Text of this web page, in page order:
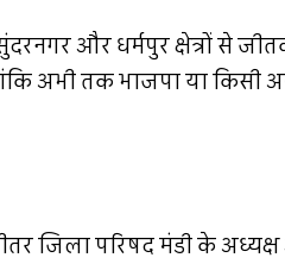
और धर्मपुर क्षेत्रों से
अभी तक भाजपा या किसी
जिला परिषद मंडी के